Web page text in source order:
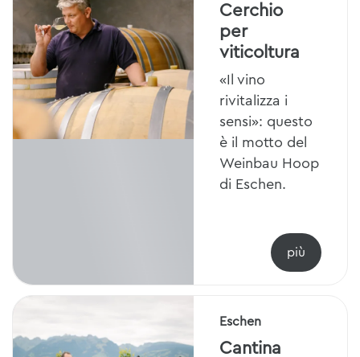
Cerchio
per
viticoltura
«Il vino
rivitalizza i
sensi»: questo
è il motto del
Weinbau Hoop
di Eschen.
Eschen
Cantina